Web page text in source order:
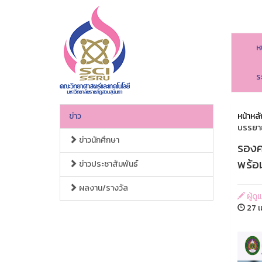
ข่าว
ข่าวนักศึกษา
ข่าวประชาสัมพันธ์
ผลงาน/รางวัล
หน้าห
บรรย
รอง
พร้อ
ผู้ดูแ
27